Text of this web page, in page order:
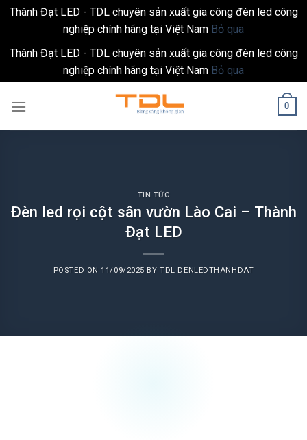
Thành Đạt LED - TDL chuyên sản xuất gia công đèn led công
nghiệp chính hãng tại Việt Nam Bỏ qua
Thành Đạt LED - TDL chuyên sản xuất gia công đèn led công
nghiệp chính hãng tại Việt Nam Bỏ qua
0
TIN TỨC
Đèn led rọi cột sân vườn Lào Cai – Thành
Đạt LED
POSTED ON11/09/2025 BYTDL DENLEDTHANHDAT